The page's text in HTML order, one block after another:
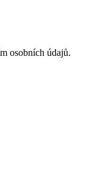
osobních údajů.